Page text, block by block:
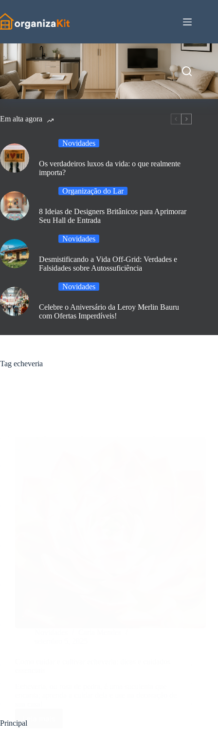
para
o
conteúdo
Em alta agora
Novidades
Os verdadeiros luxos da vida: o que realmente
importa?
Organização do Lar
8 Ideias de Designers Britânicos para Aprimorar
Seu Hall de Entrada
Novidades
Desmistificando a Vida Off-Grid: Verdades e
Falsidades sobre Autossuficiência
Novidades
Celebre o Aniversário da Leroy Merlin Bauru
com Ofertas Imperdíveis!
Tag echeveria
Leia mais
Principal